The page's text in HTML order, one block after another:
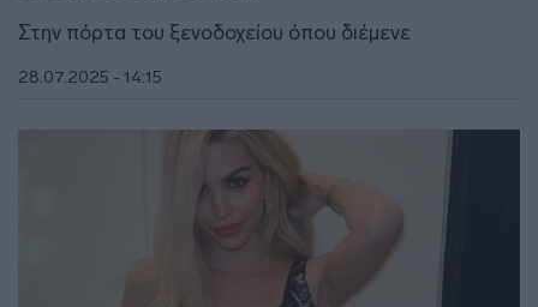
Στην πόρτα του ξενοδοχείου όπου διέμενε
28.07.2025 - 14:15